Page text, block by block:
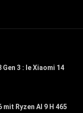
3 : le Xiaomi 14
Ryzen AI 9 H 465